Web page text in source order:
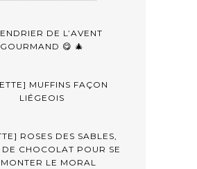
DE L’AVENT
GOURMAND 😋 🎄
MUFFINS FAÇON
LIÉGEOIS
ROSES DES SABLES,
DE CHOCOLAT POUR SE
LE MORAL